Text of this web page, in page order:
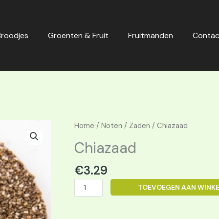
Groenten & Fruit Fruitmanden
Home / Noten / Zaden / Chiazaad
Chiazaad
€3.29
Chiazaad
TOEVOEGEN AAN